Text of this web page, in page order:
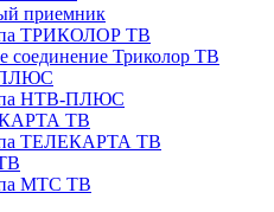
приемник
ТРИКОЛОР ТВ
соединение Триколор ТВ
ПЛЮС
НТВ-ПЛЮС
ТВ
ТЕЛЕКАРТА ТВ
МТС ТВ